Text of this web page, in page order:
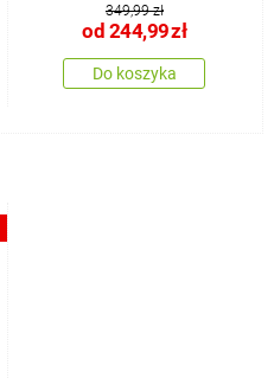
349,99 zł
od 244,99zł
Do koszyka